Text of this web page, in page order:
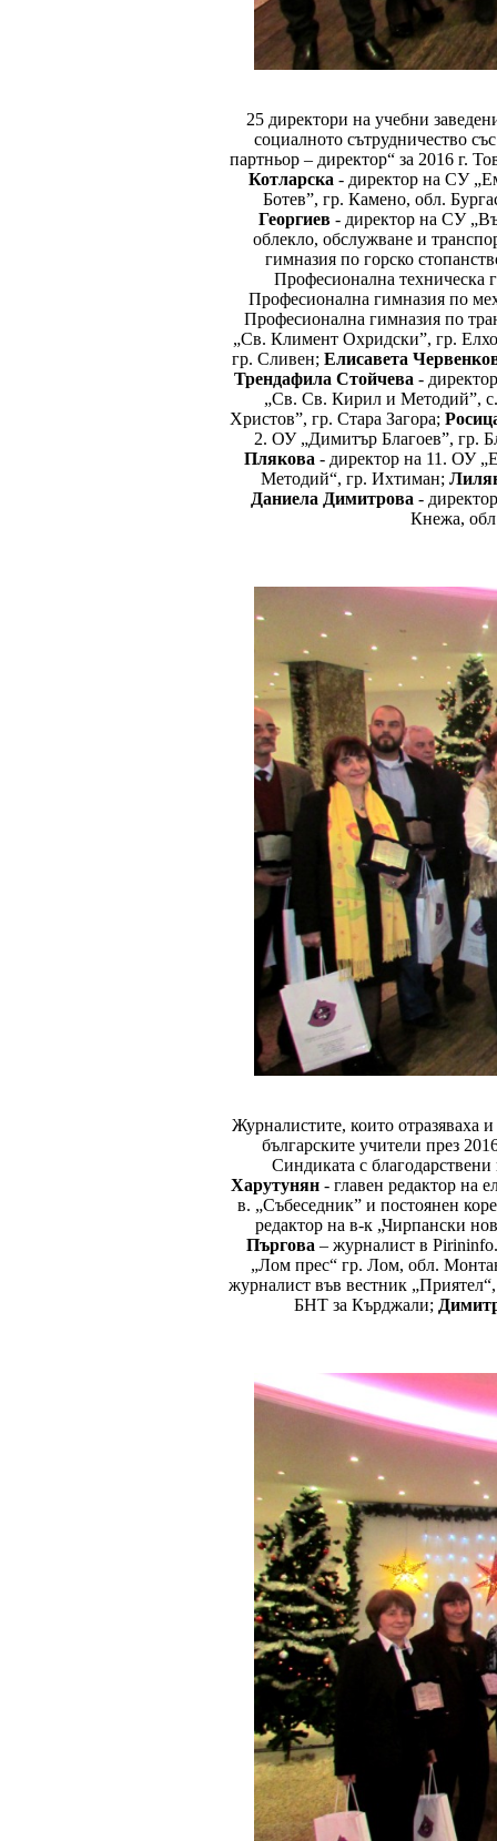
25 директори на учебни
социалното сътрудничество
партньор – директор“ за 2016 г.
Котларска - директор на СУ
Ботев”, гр. Камено, обл.
Георгиев - директор на СУ
облекло, обслужване и
гимназия по горско
Професионална техническа
Професионална гимназия по
Професионална гимназия по
„Св. Климент Охридски”, гр.
гр. Сливен;Елисавета
Трендафила Стойчева-
„Св. Св. Кирил и Методий”,
Христов”, гр. Стара Загора;
2. ОУ „Димитър Благоев”, гр.
Плякова - директор на 11. ОУ
Методий“, гр. Ихтиман;
Даниела Димитрова-
Кнежа,
Журналистите, които отразяваха
българските учители през
Синдиката с
Харутунян - главен редактор на
в. „Събеседник” и постоянен
редактор на в-к „Чирпански
Пъргова – журналист в
„Лом прес“ гр. Лом, обл.
журналист във вестник
БНТ за Кърджали;